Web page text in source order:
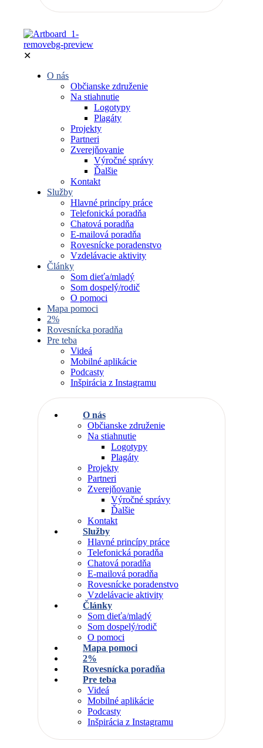
✕
O nás
Občianske združenie
Na stiahnutie
Logotypy
Plagáty
Projekty
Partneri
Zverejňovanie
Výročné správy
Ďalšie
Kontakt
Služby
Hlavné princípy práce
Telefonická poradňa
Chatová poradňa
E-mailová poradňa
Rovesnícke poradenstvo
Vzdelávacie aktivity
Články
Som dieťa/mladý
Som dospelý/rodič
O pomoci
Mapa pomoci
2%
Rovesnícka poradňa
Pre teba
Videá
Mobilné aplikácie
Podcasty
Inšpirácia z Instagramu
O nás
Občianske združenie
Na stiahnutie
Logotypy
Plagáty
Projekty
Partneri
Zverejňovanie
Výročné správy
Ďalšie
Kontakt
Služby
Hlavné princípy práce
Telefonická poradňa
Chatová poradňa
E-mailová poradňa
Rovesnícke poradenstvo
Vzdelávacie aktivity
Články
Som dieťa/mladý
Som dospelý/rodič
O pomoci
Mapa pomoci
2%
Rovesnícka poradňa
Pre teba
Videá
Mobilné aplikácie
Podcasty
Inšpirácia z Instagramu